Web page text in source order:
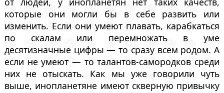
которые они могли бы в себе развить или
изменить. Если они умеют плавать, карабкаться
по скалам или перемножать в уме
десятизначные цифры — то сразу всем родом. А
если не умеют — то талантов-самородков среди
них не отыскать. Как мы уже говорили чуть
выше, инопланетяне имеют скверную привычку